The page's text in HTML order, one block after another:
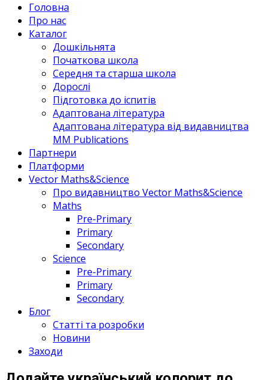
Головна
Про нас
Каталог
Дошкільнята
Початкова школа
Середня та старша школа
Дорослі
Підготовка до іспитів
Адаптована література
Адаптована література від видавництва
MM Publications
Партнери
Платформи
Vector Maths&Science
Про видавництво Vector Maths&Science
Maths
Pre-Primary
Primary
Secondary
Science
Pre-Primary
Primary
Secondary
Блог
Статті та розробки
Новини
Заходи